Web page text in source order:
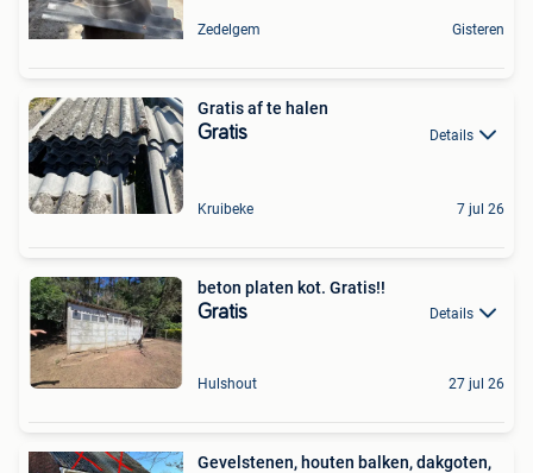
Zedelgem Gisteren
Gratis af te halen
Gratis Details
Kruibeke 7 jul 26
beton platen kot. Gratis!!
Gratis Details
Hulshout 27 jul 26
Gevelstenen, houten balken, dakgoten,